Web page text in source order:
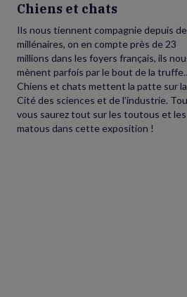
Chiens et chats
Ils nous tiennent compagnie depuis
millénaires, on en compte près de 23
millions dans les foyers français, ils
mènent parfois par le bout de la
Chiens et chats mettent la patte sur la
Cité des sciences et de l’industrie.
vous saurez tout sur les toutous et les
matous dans cette exposition !